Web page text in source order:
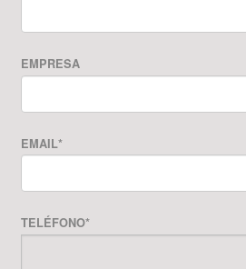
EMPRESA
EMAIL*
TELÉFONO*